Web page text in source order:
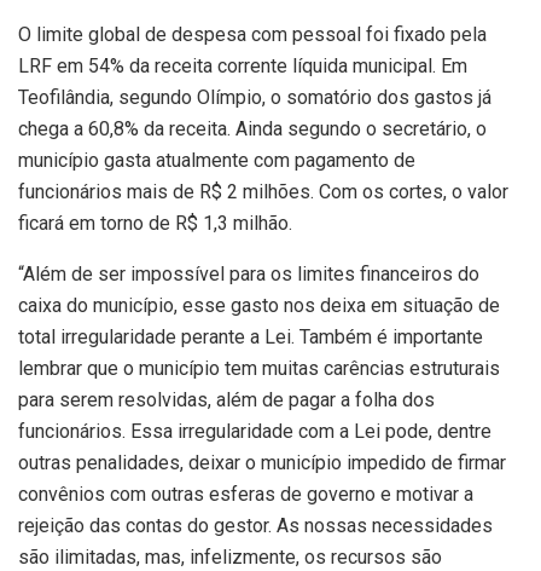
O limite global de despesa com pessoal foi fixado pela
LRF em 54% da receita corrente líquida municipal. Em
Teofilândia, segundo Olímpio, o somatório dos gastos já
chega a 60,8% da receita. Ainda segundo o secretário, o
município gasta atualmente com pagamento de
funcionários mais de R$ 2 milhões. Com os cortes, o valor
ficará em torno de R$ 1,3 milhão.
“Além de ser impossível para os limites financeiros do
caixa do município, esse gasto nos deixa em situação de
total irregularidade perante a Lei. Também é importante
lembrar que o município tem muitas carências estruturais
para serem resolvidas, além de pagar a folha dos
funcionários. Essa irregularidade com a Lei pode, dentre
outras penalidades, deixar o município impedido de firmar
convênios com outras esferas de governo e motivar a
rejeição das contas do gestor. As nossas necessidades
são ilimitadas, mas, infelizmente, os recursos são